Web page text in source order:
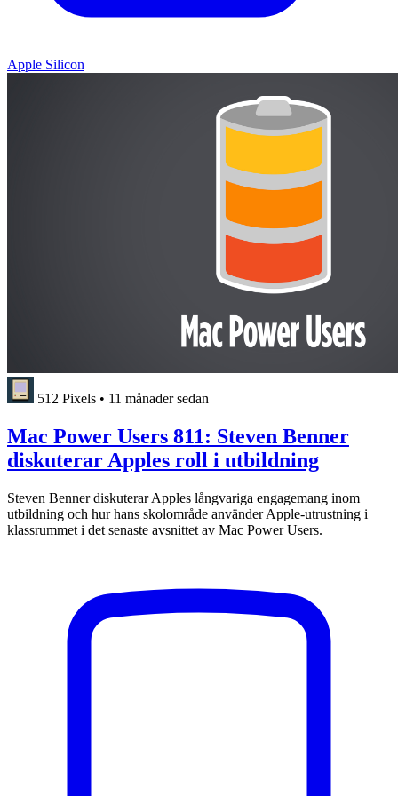
Apple Silicon
512 Pixels • 11 månader sedan
Mac Power Users 811: Steven Benner
diskuterar Apples roll i utbildning
Steven Benner diskuterar Apples långvariga engagemang inom
utbildning och hur hans skolområde använder Apple-utrustning i
klassrummet i det senaste avsnittet av Mac Power Users.